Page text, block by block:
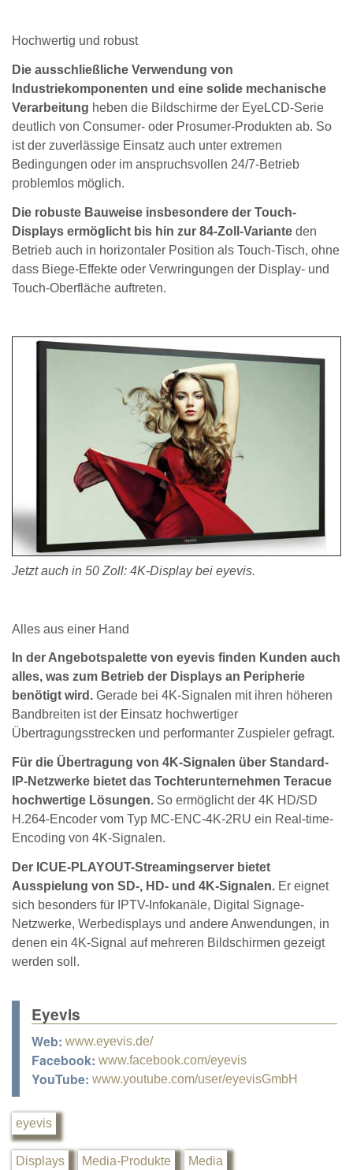
Hochwertig und robust
Die ausschließliche Verwendung von
Industriekomponenten und eine solide mechanische
Verarbeitung heben die Bildschirme der EyeLCD-Serie
deutlich von Consumer- oder Prosumer-Produkten ab. So
ist der zuverlässige Einsatz auch unter extremen
Bedingungen oder im anspruchsvollen 24/7-Betrieb
problemlos möglich.
Die robuste Bauweise insbesondere der Touch-
Displays ermöglicht bis hin zur 84-Zoll-Variante den
Betrieb auch in horizontaler Position als Touch-Tisch, ohne
dass Biege-Effekte oder Verwringungen der Display- und
Touch-Oberfläche auftreten.
Jetzt auch in 50 Zoll: 4K-Display bei eyevis.
Alles aus einer Hand
In der Angebotspalette von eyevis finden Kunden auch
alles, was zum Betrieb der Displays an Peripherie
benötigt wird. Gerade bei 4K-Signalen mit ihren höheren
Bandbreiten ist der Einsatz hochwertiger
Übertragungsstrecken und performanter Zuspieler gefragt.
Für die Übertragung von 4K-Signalen über Standard-
IP-Netzwerke bietet das Tochterunternehmen Teracue
hochwertige Lösungen. So ermöglicht der 4K HD/SD
H.264-Encoder vom Typ MC-ENC-4K-2RU ein Real-time-
Encoding von 4K-Signalen.
Der ICUE-PLAYOUT-Streamingserver bietet
Ausspielung von SD-, HD- und 4K-Signalen. Er eignet
sich besonders für IPTV-Infokanäle, Digital Signage-
Netzwerke, Werbedisplays und andere Anwendungen, in
denen ein 4K-Signal auf mehreren Bildschirmen gezeigt
werden soll.
Eyevis
Web: www.eyevis.de/
Facebook: www.facebook.com/eyevis
YouTube: www.youtube.com/user/eyevisGmbH
eyevis
Displays Media-Produkte Media